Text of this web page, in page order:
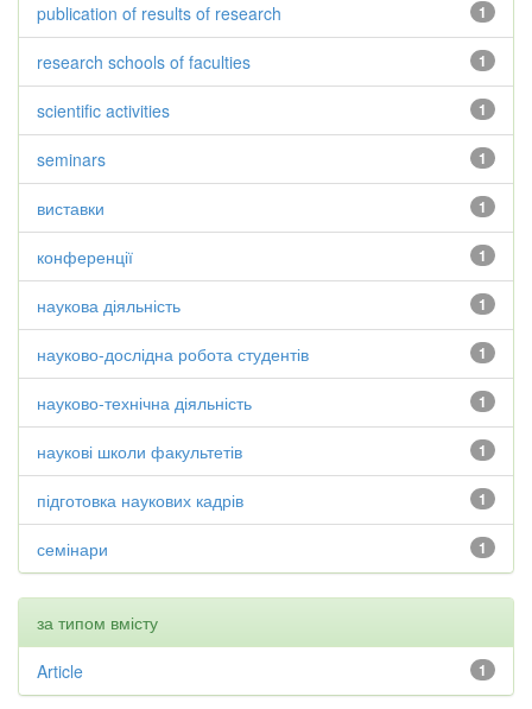
1
publication of results of research
1
research schools of faculties
1
scientific activities
1
seminars
1
виставки
1
конференції
1
наукова діяльність
1
науково-дослідна робота студентів
1
науково-технічна діяльність
1
наукові школи факультетів
1
підготовка наукових кадрів
1
семінари
за типом вмісту
1
Article